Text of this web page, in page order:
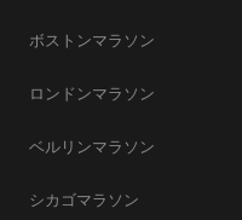
ボストンマラソン
ロンドンマラソン
ベルリンマラソン
シカゴマラソン